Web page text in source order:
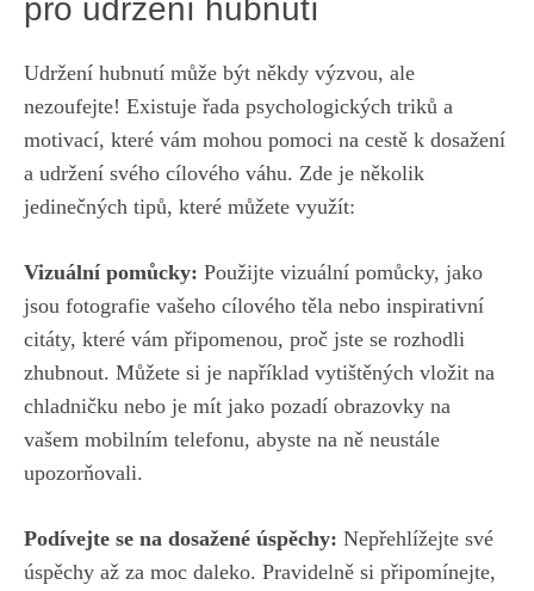
pro ⁢udržení hubnutí
Udržení ⁣hubnutí ​může být někdy výzvou, ale
nezoufejte! Existuje řada psychologických triků ⁢a
motivací, které vám ‍mohou pomoci na cestě ⁣k dosažení
‌a udržení svého⁢ cílového váhu. Zde je několik‌
jedinečných tipů, které můžete ‍využít:
Vizuální pomůcky: Použijte ⁢vizuální pomůcky, ⁢jako
⁣jsou fotografie vašeho ⁣cílového těla​ nebo inspirativní⁢
citáty, ⁢které‍ vám připomenou, proč​ jste‍ se ‌rozhodli
zhubnout. Můžete ⁢si je například vytištěných vložit na
chladničku nebo je mít jako pozadí obrazovky na
vašem mobilním telefonu,⁣ abyste na ně neustále
upozorňovali.
Podívejte se na dosažené úspěchy: Nepřehlížejte své ​
úspěchy‍ až za moc daleko. Pravidelně si připomínejte,